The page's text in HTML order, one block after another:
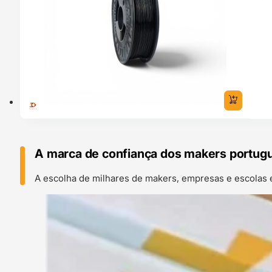
A marca de confiança dos makers
A escolha de milhares de makers, empresas e escolas